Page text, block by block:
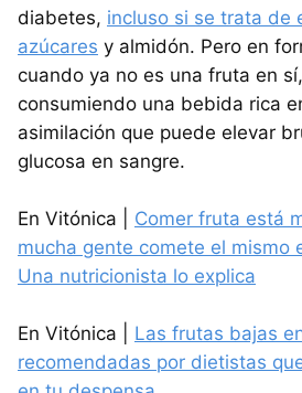
diabetes, incluso si se trata de
azúcares y almidón. Pero en
cuando ya no es una fruta en
consumiendo una bebida rica
asimilación que puede elevar
glucosa en sangre.
En Vitónica | Comer fruta está
mucha gente comete el mismo
Una nutricionista lo explica
En Vitónica | Las frutas bajas
recomendadas por dietistas